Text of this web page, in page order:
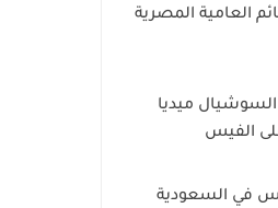
العامية المصرية
ميديا
الفيس
في السعودية